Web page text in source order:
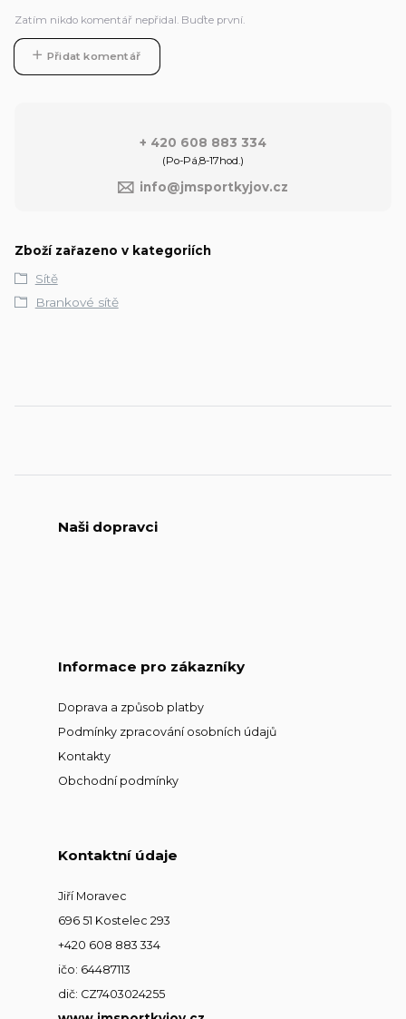
Zatím nikdo komentář nepřidal. Buďte první.
Přidat komentář
+ 420 608 883 334
(Po-Pá,8-17hod.)
info@jmsportkyjov.cz
Zboží zařazeno v kategoriích
Sítě
Brankové sítě
Naši dopravci
Informace pro zákazníky
Doprava a způsob platby
Podmínky zpracování osobních údajů
Kontakty
Obchodní podmínky
Kontaktní údaje
Jiří Moravec
696 51 Kostelec 293
+420 608 883 334
ičo: 64487113
dič: CZ7403024255